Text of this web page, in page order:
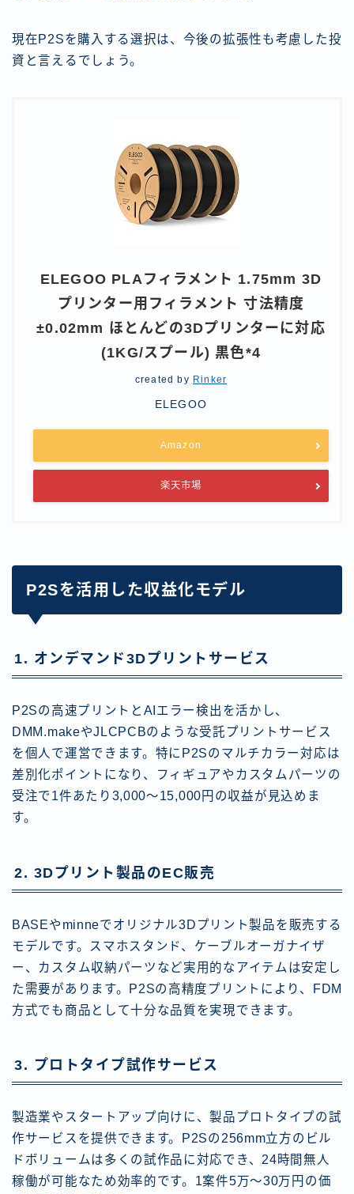
現在P2Sを購入する選択は、今後の拡張性も考慮した投
資と言えるでしょう。
ELEGOO PLAフィラメント 1.75mm 3D
プリンター用フィラメント 寸法精度
±0.02mm ほとんどの3Dプリンターに対応
(1KG/スプール) 黒色*4
created by Rinker
ELEGOO
Amazon
楽天市場
P2Sを活用した収益化モデル
1. オンデマンド3Dプリントサービス
P2Sの高速プリントとAIエラー検出を活かし、
DMM.makeやJLCPCBのような受託プリントサービス
を個人で運営できます。特にP2Sのマルチカラー対応は
差別化ポイントになり、フィギュアやカスタムパーツの
受注で1件あたり3,000〜15,000円の収益が見込めま
す。
2. 3Dプリント製品のEC販売
BASEやminneでオリジナル3Dプリント製品を販売する
モデルです。スマホスタンド、ケーブルオーガナイザ
ー、カスタム収納パーツなど実用的なアイテムは安定し
た需要があります。P2Sの高精度プリントにより、FDM
方式でも商品として十分な品質を実現できます。
3. プロトタイプ試作サービス
製造業やスタートアップ向けに、製品プロトタイプの試
作サービスを提供できます。P2Sの256mm立方のビル
ドボリュームは多くの試作品に対応でき、24時間無人
稼働が可能なため効率的です。1案件5万〜30万円の価